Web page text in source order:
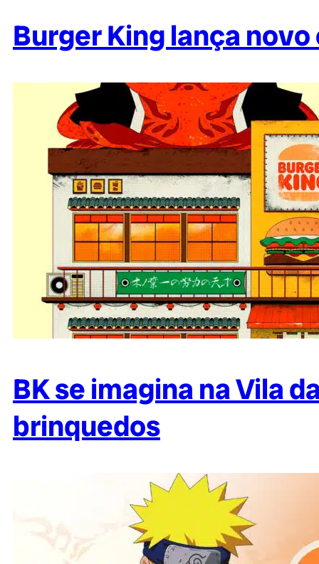
Burger King lança
BK se imagina na Vila
brinquedos